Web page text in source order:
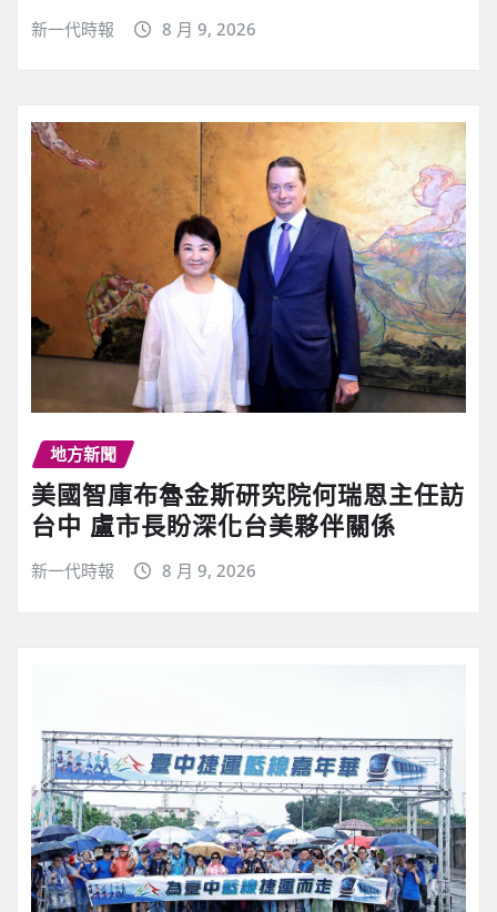
新一代時報 8 月 9, 2026
地方新聞
美國智庫布魯金斯研究院何瑞恩主任訪
台中 盧市長盼深化台美夥伴關係
新一代時報 8 月 9, 2026